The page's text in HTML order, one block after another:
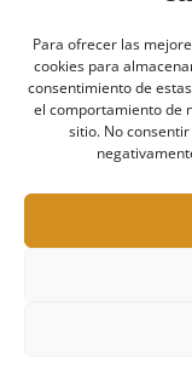
Para ofrecer las
cookies para
consentimiento de
el comportamiento de
sitio. No